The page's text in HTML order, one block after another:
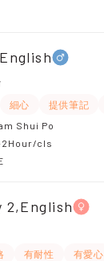
細心 提供筆記
Shui Po
2Hour/cls
2,English
有耐性 有愛心